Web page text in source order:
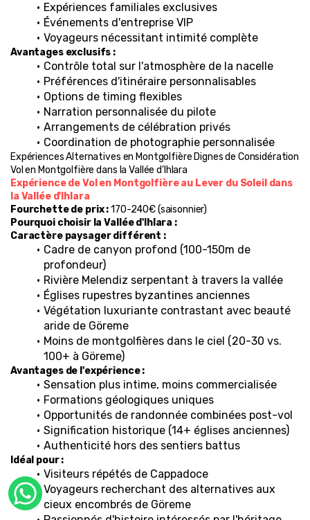
Expériences familiales exclusives
Événements d'entreprise VIP
Voyageurs nécessitant intimité complète
Avantages exclusifs :
Contrôle total sur l'atmosphère de la nacelle
Préférences d'itinéraire personnalisables
Options de timing flexibles
Narration personnalisée du pilote
Arrangements de célébration privés
Coordination de photographie personnalisée
Expériences Alternatives en Montgolfière Dignes de Considération
Vol en Montgolfière dans la Vallée d'Ihlara
Expérience de Vol en Montgolfière au Lever du Soleil dans
la Vallée d'Ihlara
Fourchette de prix : 170-240€ (saisonnier)
Pourquoi choisir la Vallée d'Ihlara :
Caractère paysager différent :
Cadre de canyon profond (100-150m de
profondeur)
Rivière Melendiz serpentant à travers la vallée
Églises rupestres byzantines anciennes
Végétation luxuriante contrastant avec beauté
aride de Göreme
Moins de montgolfières dans le ciel (20-30 vs.
100+ à Göreme)
Avantages de l'expérience :
Sensation plus intime, moins commercialisée
Formations géologiques uniques
Opportunités de randonnée combinées post-vol
Signification historique (14+ églises anciennes)
Authenticité hors des sentiers battus
Idéal pour :
Visiteurs répétés de Cappadoce
Voyageurs recherchant des alternatives aux
cieux encombrés de Göreme